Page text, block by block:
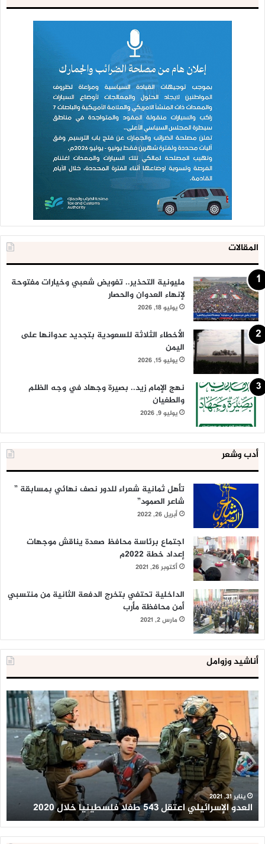
المقالات
مليونية التحذير.. تفويض شعبي وخيارات مفتوحة
لإنهاء العدوان والحصار
يوليو 18, 2026
الأخطاء الثلاثة للسعودية بتجديد عدوانها على
اليمن
يوليو 15, 2026
نهج الإمام زيد.. بصيرة وجهاد في وجه الظلم
والطغيان
يوليو 9, 2026
أدب وشعر
تأهل ثمانية شعراء للدور نصف نهائي بمسابقة ”
شاعر الصمود”
أبريل 26, 2022
اجتماع برئاسة محافظ صعدة يناقش موجهات
إعداد خطة 2022م
أكتوبر 26, 2021
الداخلية تحتفي بتخرج الدفعة الثانية من منتسبي
أمن محافظة مأرب
مارس 2, 2021
أناشيد وزوامل
العدو
الإسرائيلي
اعتقل
543
طفلا
فلسطينيا
خلال
2020
يناير 31, 2021
العدو الإسرائيلي اعتقل 543 طفلا فلسطينيا خلال 2020